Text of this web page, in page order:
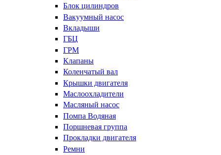
Блок цилиндров
Вакуумный насос
Вкладыши
ГБЦ
ГРМ
Клапаны
Коленчатый вал
Крышки двигателя
Маслоохладители
Масляный насос
Помпа Водяная
Поршневая группа
Прокладки двигателя
Ремни